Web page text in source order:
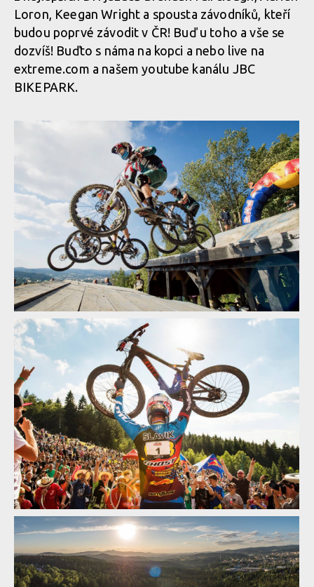
Loron, Keegan Wright a spousta závodníků, kteří
budou poprvé závodit v ČR! Buď u toho a vše se
dozvíš! Buďto s náma na kopci a nebo live na
extreme.com a našem youtube kanálu JBC
BIKEPARK.
JBC 4X REVELATIONS 2017 se po páté vrací do Jablonce nad
Nisou!
JBC 4X REVELATIONS 2017 se po páté vrací do Jablonce nad
Nisou!
JBC 4X REVELATIONS 2017 se po páté vrací do Jablonce nad
Nisou!